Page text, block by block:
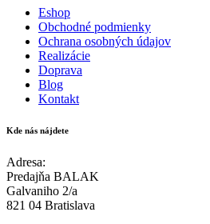
Eshop
Obchodné podmienky
Ochrana osobných údajov
Realizácie
Doprava
Blog
Kontakt
Kde nás nájdete
Adresa:
Predajňa BALAK
Galvaniho 2/a
821 04 Bratislava